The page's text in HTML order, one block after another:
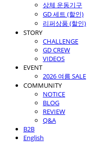
상체 운동기구
GD 세트 (할인)
리퍼상품 (할인)
STORY
CHALLENGE
GD CREW
VIDEOS
EVENT
2026 여름 SALE
COMMUNITY
NOTICE
BLOG
REVIEW
Q&A
B2B
English